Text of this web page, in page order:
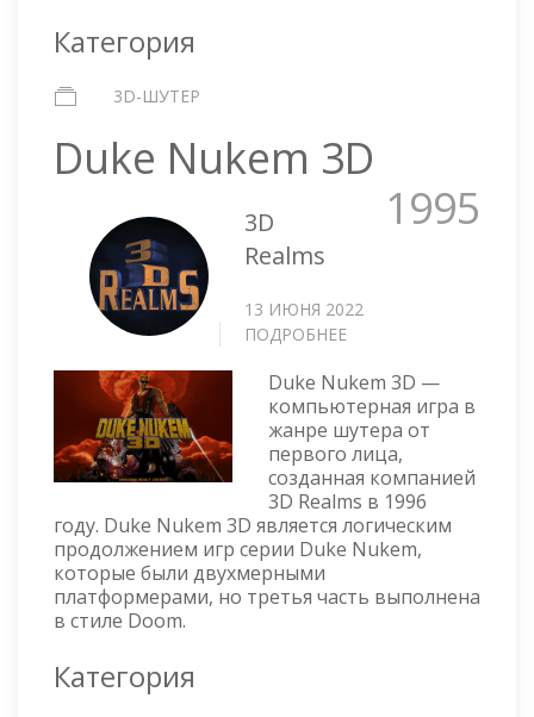
Категория
3D-ШУТЕР
Duke Nukem 3D
1995
3D
Realms
13 ИЮНЯ 2022
ПОДРОБНЕЕ
NUKEM
3D
Duke Nukem 3D —
компьютерная игра в
жанре шутера от
первого лица,
созданная компанией
3D Realms в 1996
году. Duke Nukem 3D является логическим
продолжением игр серии Duke Nukem,
которые были двухмерными
платформерами, но третья часть выполнена
в стиле Doom.
Категория